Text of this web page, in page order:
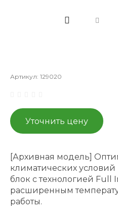
Артикул: 129020
Уточнить цену
[Архивная модель]
климатических
блок с технологией Full
расширенным
работы.